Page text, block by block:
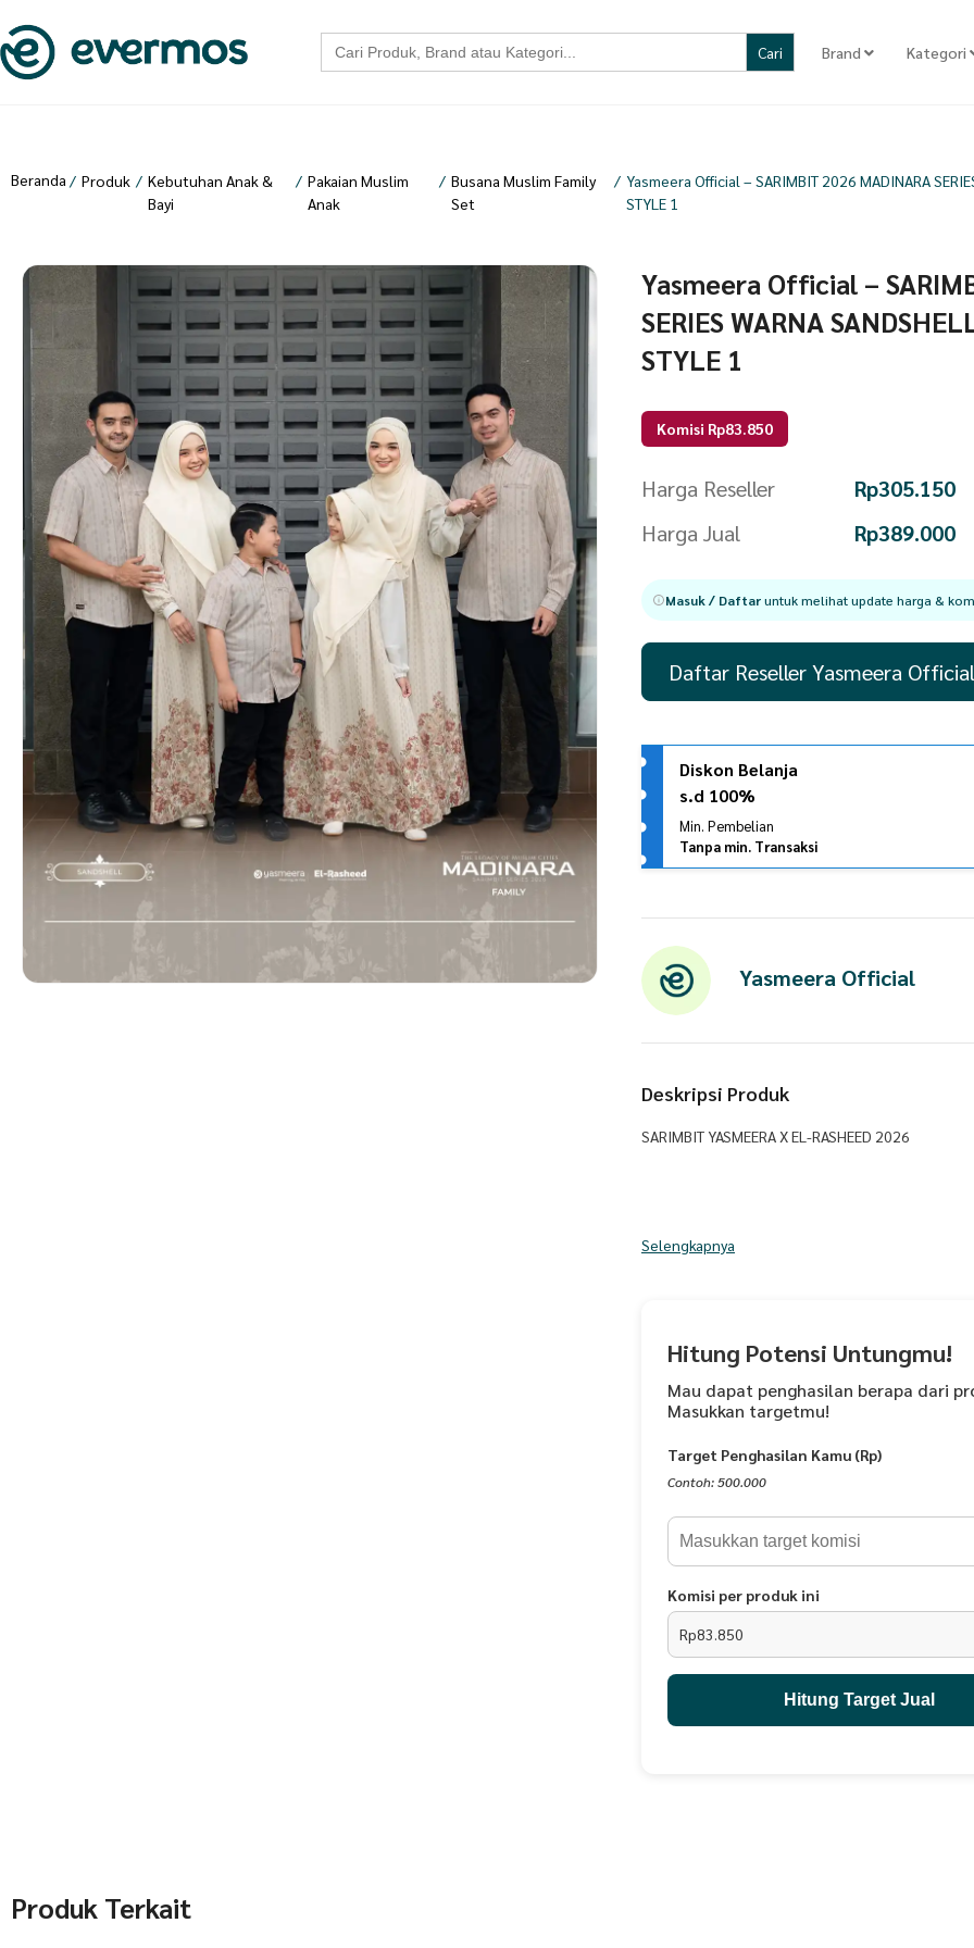
Search
for: Brand Kategori
Beranda / Produk / Kebutuhan Anak &
Bayi
/ Pakaian Muslim
Anak
/ Busana Muslim Family
Set
/ Yasmeera Official – SARIMBIT 2026 MADINARA
STYLE 1
Yasmeera Official –
SERIES WARNA
STYLE 1
Komisi Rp83.850
Harga Reseller Rp305.150
Harga Jual
Rp389.000
Masuk / Daftaruntuk melihat update harga &
Daftar Reseller Yasmeera Official
Diskon Belanja
s.d 100%
Min. Pembelian
Tanpa min. Transaksi
Yasmeera Official
Deskripsi Produk
SARIMBIT YASMEERA X EL-RASHEED 2026
Rasheed untuk keluarga Muslim yang ingin tampil
kota Islam yang pernah menjadi pusat
sarimbit 2026 bukan hanya menghadirkan motif
Sarimbit Madinara menggabungkan motif bunga-
kesejukan taman serta ornamen geometris
khas Madinah. Perpaduan keduanya
membawa nuansa floral + etnik yang cantik.
Dibuat dengan material Premium:
Selengkapnya
Hitung Potensi Untungmu!
Mau dapat penghasilan berapa dari
Masukkan targetmu!
Target Penghasilan Kamu (Rp)
Contoh: 500.000
Komisi per produk ini
Rp83.850
Hitung Target Jual
Produk Terkait